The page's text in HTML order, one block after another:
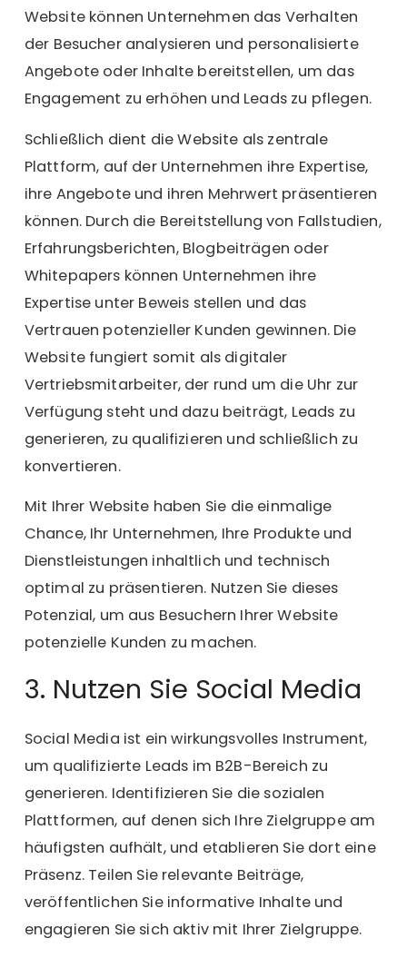
Website können Unternehmen das Verhalten
der Besucher analysieren und personalisierte
Angebote oder Inhalte bereitstellen, um das
Engagement zu erhöhen und Leads zu pflegen.
Schließlich dient die Website als zentrale
Plattform, auf der Unternehmen ihre Expertise,
ihre Angebote und ihren Mehrwert präsentieren
können. Durch die Bereitstellung von Fallstudien,
Erfahrungsberichten, Blogbeiträgen oder
Whitepapers können Unternehmen ihre
Expertise unter Beweis stellen und das
Vertrauen potenzieller Kunden gewinnen. Die
Website fungiert somit als digitaler
Vertriebsmitarbeiter, der rund um die Uhr zur
Verfügung steht und dazu beiträgt, Leads zu
generieren, zu qualifizieren und schließlich zu
konvertieren.
Mit Ihrer Website haben Sie die einmalige
Chance, Ihr Unternehmen, Ihre Produkte und
Dienstleistungen inhaltlich und technisch
optimal zu präsentieren. Nutzen Sie dieses
Potenzial, um aus Besuchern Ihrer Website
potenzielle Kunden zu machen.
3. Nutzen Sie Social Media
Social Media ist ein wirkungsvolles Instrument,
um qualifizierte Leads im B2B-Bereich zu
generieren. Identifizieren Sie die sozialen
Plattformen, auf denen sich Ihre Zielgruppe am
häufigsten aufhält, und etablieren Sie dort eine
Präsenz. Teilen Sie relevante Beiträge,
veröffentlichen Sie informative Inhalte und
engagieren Sie sich aktiv mit Ihrer Zielgruppe.